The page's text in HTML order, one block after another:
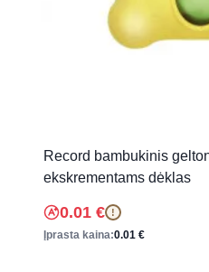
Record bambukinis
ekskrementams dėklas
0.01 € !
Įprasta kaina:0.01 €